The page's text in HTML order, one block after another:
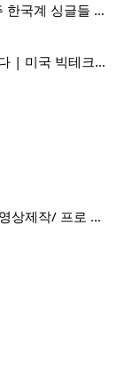
Couple.net 1:1 50만쌍 글로벌 매칭 - 미주 한국계 싱글들 모이세요
남편이 하루 아침에 레이오프를 당했습니다 | 미국 빅테크의 현실
웹사이트 제작/ 컴퓨터 문제해결/ 유튜브 영상제작/ 프로 사진촬영